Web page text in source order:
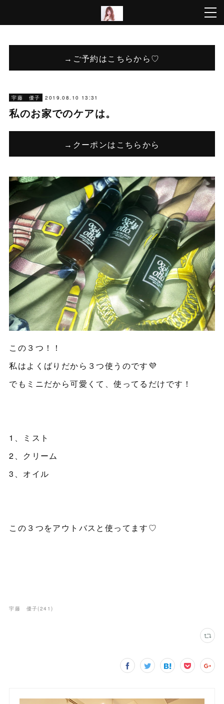
→ご予約はこちらから♡
宇藤 優子 2019.08.10 13:31
私のお家でのケアは。
→クーポンはこちらから
この３つ！！
私はよくばりだから３つ使うのです💜
でもミニだから可愛くて、使ってるだけです！
1、ミスト
2、クリーム
3、オイル
この３つをアウトバスと使ってます♡
宇藤 優子(241 )